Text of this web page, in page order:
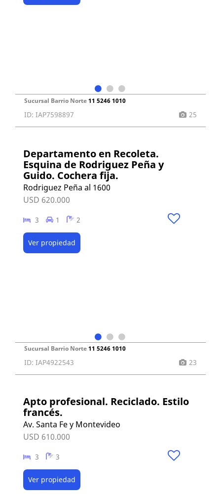
Sucursal Barrio Norte11 5246 1010
ID: IAP7598897 25
Departamento en Recoleta.
Esquina de Rodriguez Peña y
Guido. Cochera fija.
Rodriguez Peña al 1600
USD 620.000
3 1 2
Ver propiedad
Sucursal Barrio Norte11 5246 1010
ID: IAP4922543 23
Apto profesional. Reciclado. Estilo
francés.
Av. Santa Fe y Montevideo
USD 610.000
3 3
Ver propiedad